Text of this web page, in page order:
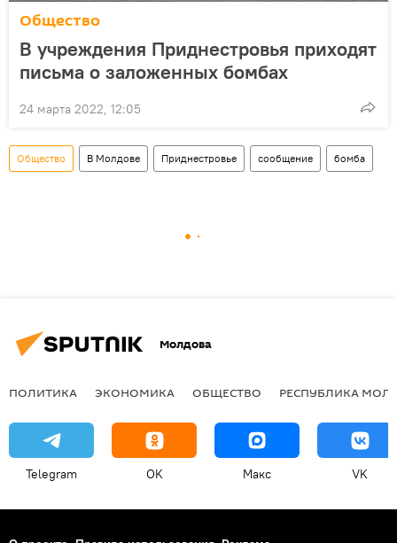
Общество
В учреждения Приднестровья приходят
письма о заложенных бомбах
24 марта 2022, 12:05
Общество В Молдове Приднестровье сообщение бомба
Молдова
ПОЛИТИКА ЭКОНОМИКА ОБЩЕСТВО РЕСПУБЛИКА
Telegram OK Макс VK